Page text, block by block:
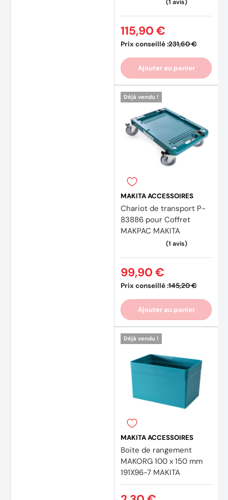
Prix conseillé :231,60 €
115,90 €
Ajouter au panier
Déjà vendu !
MAKITA ACCESSOIRES
Chariot de transport P-
83886 pour Coffret
MAKPAC MAKITA
Prix conseillé :145,20 €
99,90 €
Ajouter au panier
Déjà vendu !
MAKITA ACCESSOIRES
Boite de rangement
MAKORG 100 x 150 mm
191X96-7 MAKITA